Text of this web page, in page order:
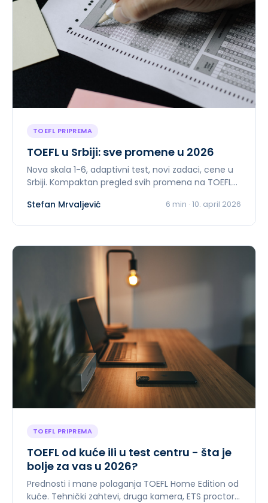
TOEFL PRIPREMA
TOEFL u Srbiji: sve promene u 2026
Nova skala 1-6, adaptivni test, novi zadaci, cene u
Srbiji. Kompaktan pregled svih promena na TOEFL-
Stefan Mrvaljević
6 min · 10. april 2026
TOEFL PRIPREMA
TOEFL od kuće ili u test centru - šta je
bolje za vas u 2026?
Prednosti i mane polaganja TOEFL Home Edition od
kuće. Tehnički zahtevi, druga kamera, ETS proctori.